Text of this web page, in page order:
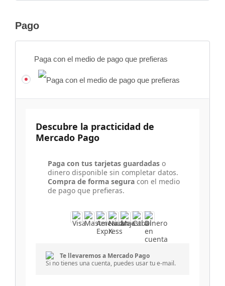
Pago
Paga con el medio de pago que prefieras
Descubre la practicidad de
Mercado Pago
Paga con tus tarjetas guardadas o
dinero disponible sin completar datos.
Compra de forma segura con el medio
de pago que prefieras.
Te llevaremos a Mercado Pago
Si no tienes una cuenta, puedes usar tu e-mail.